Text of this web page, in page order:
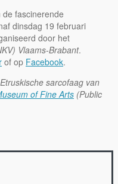
fascinerende
dinsdag 19 februari
door het
Vlaams-Brabant.
of op Facebook.
sarcofaag van
of Fine Arts (Public